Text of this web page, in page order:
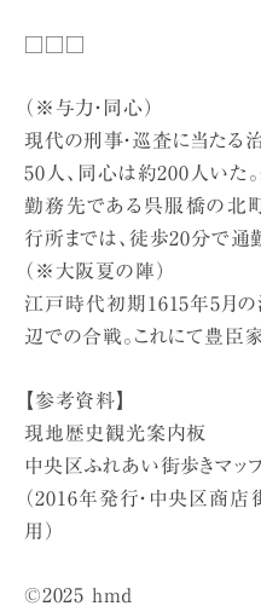
（※与力・同心）
現代の刑事・巡査に当たる
50人、同心は約200人いた
勤務先である呉服橋の北
行所までは、徒歩20分で通
（※大阪夏の陣）
江戸時代初期1615年5月
辺での合戦。これにて豊臣
【参考資料】
現地歴史観光案内板
中央区ふれあい街歩きマップ
（2016年発行・中央区商
用）
©2025 hmd